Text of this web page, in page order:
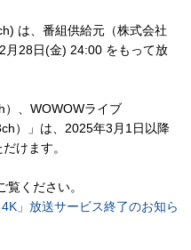
は、番組供給元（株式会社
月28日(金) 24:00 をもって放
）、WOWOWライブ
）」は、2025年3月1日以降
けます。
ください。
」放送サービス終了のお知ら